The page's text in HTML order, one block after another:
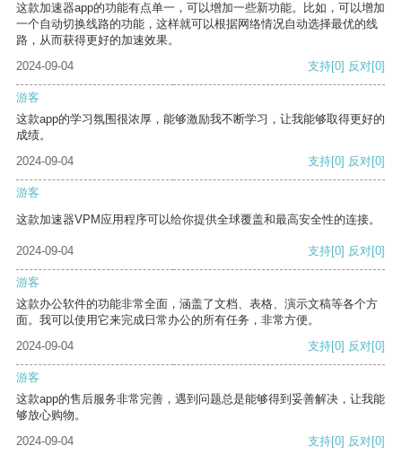
这款加速器app的功能有点单一，可以增加一些新功能。比如，可以增加
一个自动切换线路的功能，这样就可以根据网络情况自动选择最优的线
路，从而获得更好的加速效果。
2024-09-04
支持[0] 反对[0]
游客
这款app的学习氛围很浓厚，能够激励我不断学习，让我能够取得更好的
成绩。
2024-09-04
支持[0] 反对[0]
游客
这款加速器VPM应用程序可以给你提供全球覆盖和最高安全性的连接。
2024-09-04 支持[0] 反对[0]
游客
这款办公软件的功能非常全面，涵盖了文档、表格、演示文稿等各个方
面。我可以使用它来完成日常办公的所有任务，非常方便。
2024-09-04
支持[0] 反对[0]
游客
这款app的售后服务非常完善，遇到问题总是能够得到妥善解决，让我能
够放心购物。
2024-09-04
支持[0] 反对[0]